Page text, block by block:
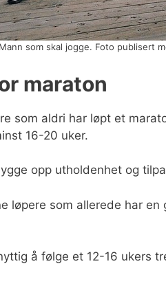
Mann som skal jogge. Foto publisert
maraton
som aldri har løpt et
16-20 uker.
opp utholdenhet og
løpere som allerede har
å følge et 12-16 ukers